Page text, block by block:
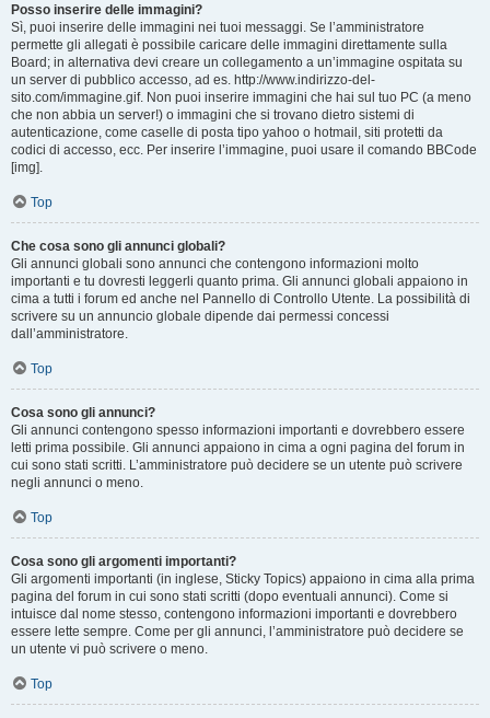
Posso inserire delle immagini?
Sì, puoi inserire delle immagini nei tuoi messaggi. Se l’amministratore
permette gli allegati è possibile caricare delle immagini direttamente sulla
Board; in alternativa devi creare un collegamento a un’immagine ospitata su
un server di pubblico accesso, ad es. http://www.indirizzo-del-
sito.com/immagine.gif. Non puoi inserire immagini che hai sul tuo PC (a meno
che non abbia un server!) o immagini che si trovano dietro sistemi di
autenticazione, come caselle di posta tipo yahoo o hotmail, siti protetti da
codici di accesso, ecc. Per inserire l’immagine, puoi usare il comando BBCode
[img].
Top
Che cosa sono gli annunci globali?
Gli annunci globali sono annunci che contengono informazioni molto
importanti e tu dovresti leggerli quanto prima. Gli annunci globali appaiono in
cima a tutti i forum ed anche nel Pannello di Controllo Utente. La possibilità di
scrivere su un annuncio globale dipende dai permessi concessi
dall’amministratore.
Top
Cosa sono gli annunci?
Gli annunci contengono spesso informazioni importanti e dovrebbero essere
letti prima possibile. Gli annunci appaiono in cima a ogni pagina del forum in
cui sono stati scritti. L’amministratore può decidere se un utente può scrivere
negli annunci o meno.
Top
Cosa sono gli argomenti importanti?
Gli argomenti importanti (in inglese, Sticky Topics) appaiono in cima alla prima
pagina del forum in cui sono stati scritti (dopo eventuali annunci). Come si
intuisce dal nome stesso, contengono informazioni importanti e dovrebbero
essere lette sempre. Come per gli annunci, l’amministratore può decidere se
un utente vi può scrivere o meno.
Top